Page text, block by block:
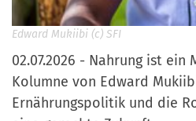
Edward Mukiibi (c) SFI
02.07.2026 - Nahrung ist ein
Kolumne von Edward
Ernährungspolitik und die